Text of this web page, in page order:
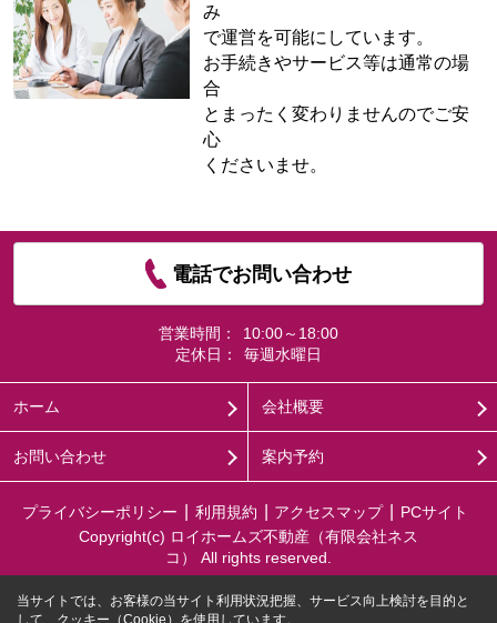
み
で運営を可能にしています。
お手続きやサービス等は通常の場
合
とまったく変わりませんのでご安
心
くださいませ。
電話でお問い合わせ
営業時間：
10:00～18:00
定休日：
毎週水曜日
ホーム 会社概要
お問い合わせ 案内予約
プライバシーポリシー 利用規約 アクセスマップ
PCサイト
Copyright(c) ロイホームズ不動産（有限会社ネス
コ） All rights reserved.
当サイトでは、お客様の当サイト利用状況把握、サービス向上検討を目的と
して、クッキー（Cookie）を使用しています。